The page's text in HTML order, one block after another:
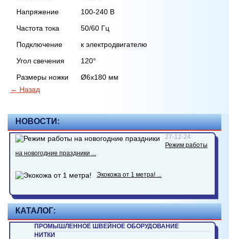
НОВОСТИ:
27-12-24
Режим работы
на новогодние праздники ...
Экокожа от 1 метра! ...
КАТАЛОГ:
ПРОМЫШЛЕННОЕ ШВЕЙНОЕ ОБОРУДОВАНИЕ
НИТКИ
Напряжение
100-240 В
Частота тока
50/60 Гц
Подключение
к электродвигателю
Угол свечения
120°
Размеры ножки
Ø6x180 мм
← Назад